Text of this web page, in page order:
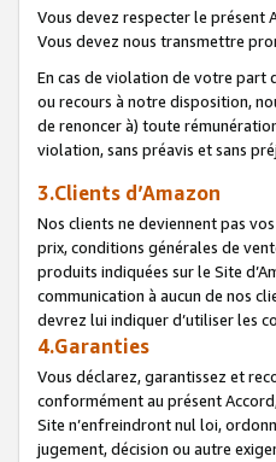
Vous devez respecter le présent
Vous devez nous transmettre
En cas de violation de votre part
ou recours à notre disposition,
de renoncer à) toute
violation, sans préavis et sans
3.Clients d’Amazon
Nos clients ne deviennent pas
prix, conditions générales de
produits indiquées sur le Site
communication à aucun de nos
devrez lui indiquer d’utiliser les
4.Garanties
Vous déclarez, garantissez et
conformément au présent
Site n’enfreindront nul loi,
jugement, décision ou autre